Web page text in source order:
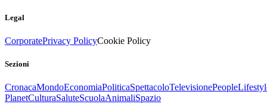
Legal
CorporatePrivacy PolicyCookie Policy
Sezioni
CronacaMondoEconomiaPoliticaSpettacoloTelevisionePeople
PlanetCulturaSaluteScuolaAnimaliSpazio